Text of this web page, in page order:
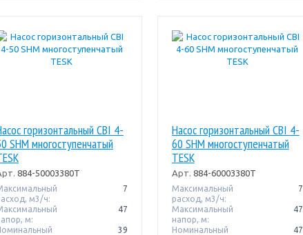
горизонтальный CBI 4-
SHM многоступенчатый
884-50003380T
м3/ч:
7
м:
47
39
Насос горизонтальный CBI 4-
60 SHM многоступенчатый
TESK
Арт. 884-60003380T
Максимальный
расход, м3/ч:
7
Максимальный
напор, м:
47
Номинальный
47